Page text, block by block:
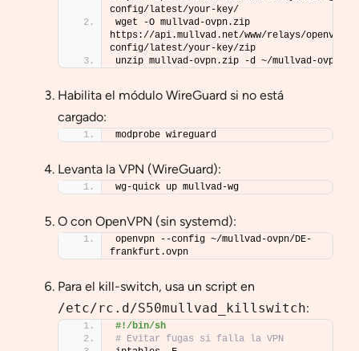
config/latest/your-key/
wget -O mullvad-ovpn.zip
https://api.mullvad.net/www/relays/openvpn-
config/latest/your-key/zip
unzip mullvad-ovpn.zip -d ~/mullvad-ovpn
Habilita el módulo WireGuard si no está
cargado:
modprobe wireguard
Levanta la VPN (WireGuard):
wg-quick up mullvad-wg
O con OpenVPN (sin systemd):
openvpn --config ~/mullvad-ovpn/DE-
frankfurt.ovpn
Para el kill-switch, usa un script en
/etc/rc.d/S50mullvad_killswitch:
#!/bin/sh
# Evitar fugas si falla la VPN